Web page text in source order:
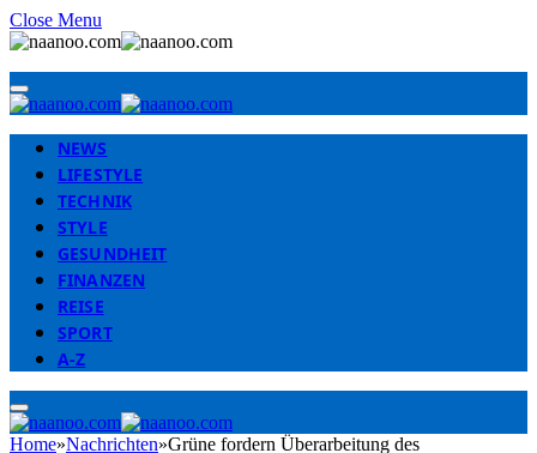
Close Menu
NEWS
LIFESTYLE
TECHNIK
STYLE
GESUNDHEIT
FINANZEN
REISE
SPORT
A-Z
Home»Nachrichten»Grüne fordern Überarbeitung des